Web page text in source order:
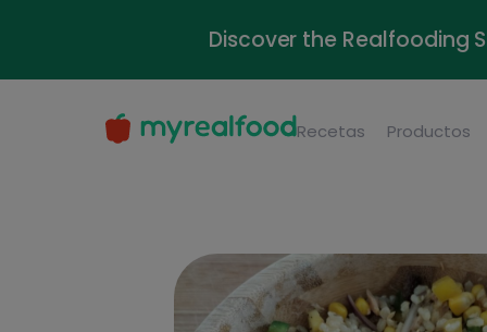
Discover the
Recetas Productos